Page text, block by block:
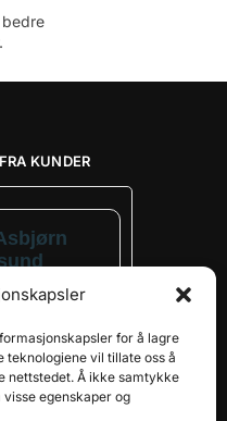
for å lagre
teknologiene vil tillate oss å
nettstedet. Å ikke samtykke
egenskaper og
KUNDER
5/5